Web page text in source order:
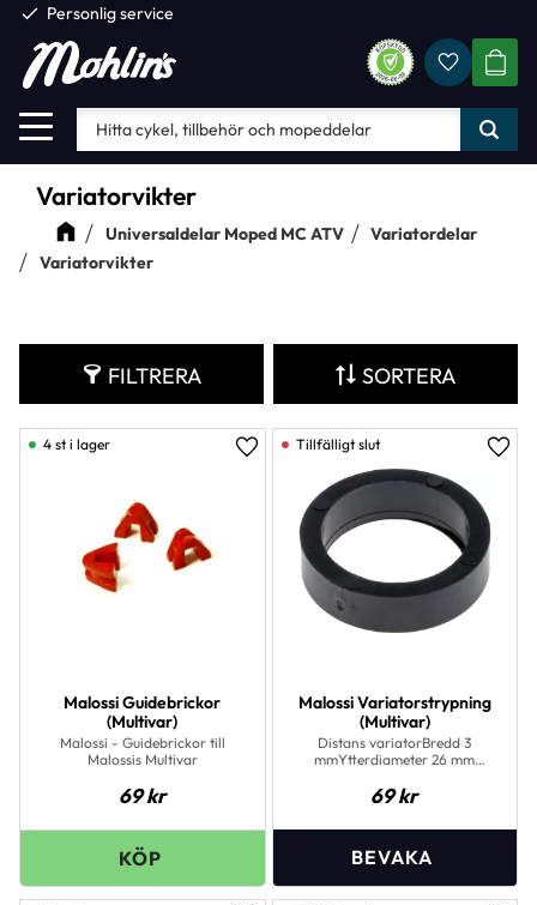
Meny
check Personlig service
Variatorvikter
Universaldelar Moped MC ATV
Variatordelar
Variatorvikter
FILTRERA SORTERA
Malossi Guidebrickor
(Multivar)
Malossi - Guidebrickor till
Malossis Multivar
69kr
Lägg till i favoriter
4 st i lager
Malossi Variatorstrypning
(Multivar)
Distans variatorBredd 3
mmYtterdiameter 26 mm
69kr